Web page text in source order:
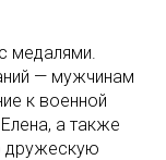
медалями.
— мужчинам
к военной
а также
дружескую